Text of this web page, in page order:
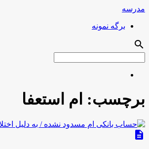
مدرسه
برگه نمونه
search
برچسب: ام استعفا
description